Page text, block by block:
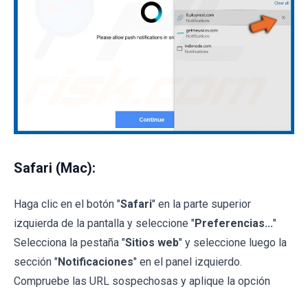
Safari (Mac):
Haga clic en el botón "Safari" en la parte superior
izquierda de la pantalla y seleccione "Preferencias..."
Selecciona la pestaña "Sitios web" y seleccione luego la
sección "Notificaciones" en el panel izquierdo.
Compruebe las URL sospechosas y aplique la opción